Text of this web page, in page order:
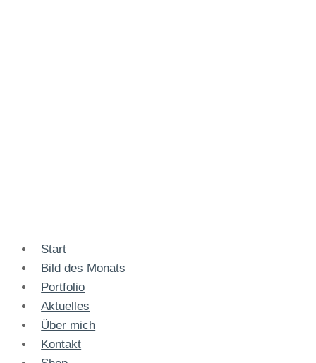
Start
Bild des Monats
Portfolio
Aktuelles
Über mich
Kontakt